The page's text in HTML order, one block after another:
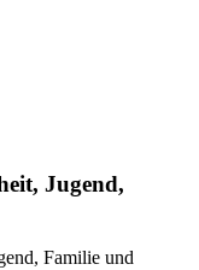
Jugend,